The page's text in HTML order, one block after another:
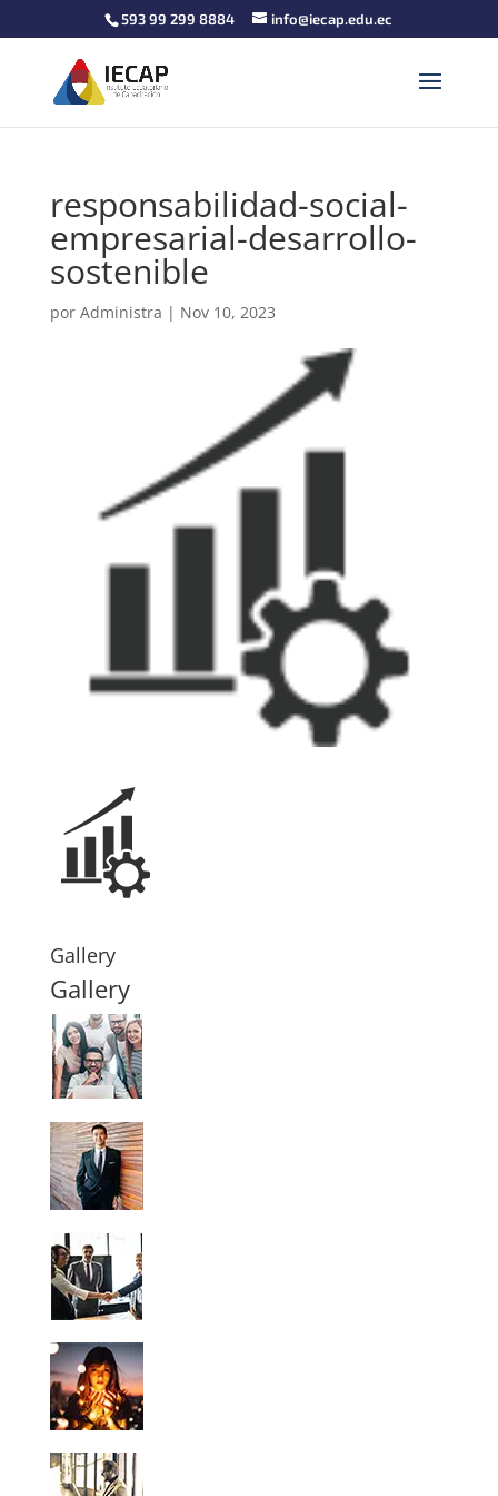
593 99 299 8884 info@iecap.edu.ec
responsabilidad-social-
empresarial-desarrollo-
sostenible
por Administra | Nov 10, 2023
Gallery
Gallery